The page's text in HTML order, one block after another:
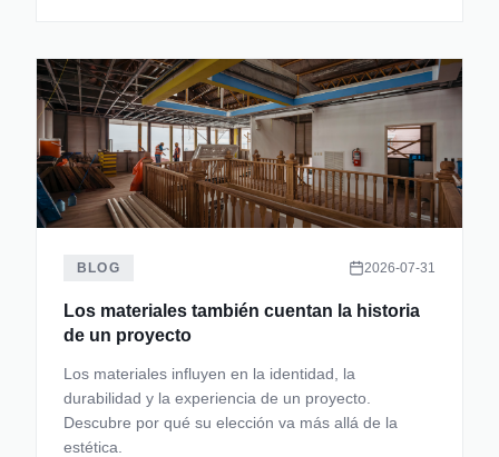
BLOG 2026-07-31
Los materiales también cuentan la historia
de un proyecto
Los materiales influyen en la identidad, la
durabilidad y la experiencia de un proyecto.
Descubre por qué su elección va más allá de la
estética.